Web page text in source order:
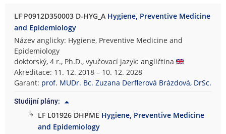
LF P0912D350003 D-HYG_A Hygiene, Preventive Medicine
and Epidemiology
Název anglicky: Hygiene, Preventive Medicine and
Epidemiology
doktorský, 4 r., Ph.D., vyučovací jazyk: angličtina
Akreditace: 11. 12. 2018 – 10. 12. 2028
Garant: prof. MUDr. Bc. Zuzana Derflerová Brázdová, DrSc.
Studijní plány:
↳ LF L01926 DHPME Hygiene, Preventive Medicine
and Epidemiology